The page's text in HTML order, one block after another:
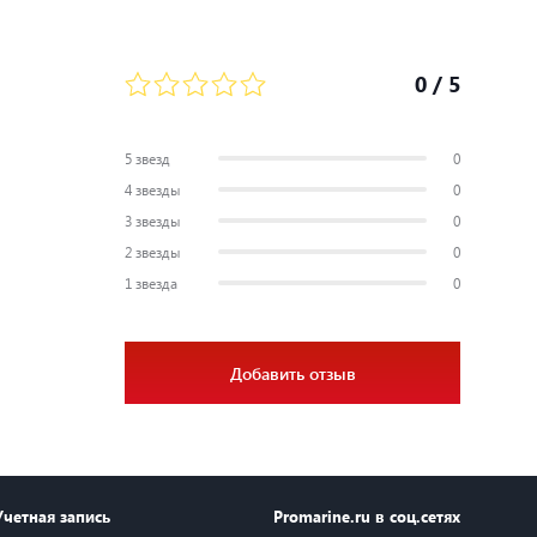
0 / 5
5 звезд
0
4 звезды
0
3 звезды
0
2 звезды
0
1 звезда
0
Добавить отзыв
запись Promarine.ru в соц.сетях